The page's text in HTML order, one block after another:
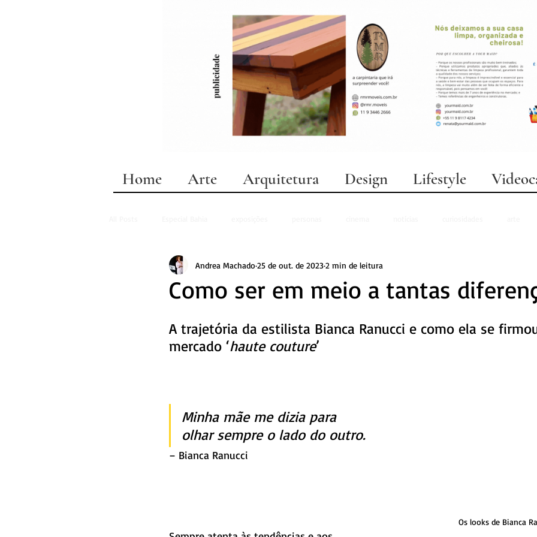
Home Arte Arquitetura Design Lifestyle
Como ser em meio a tantas
Andrea Machado 25 de out. de 20232 min de leitura
A trajetória da estilista Bianca Ranucci e como ela se
mercado ‘haute couture’
Os looks de Bianca
Minha mãe me dizia para
olhar sempre o lado do outro.
– Bianca Ranucci